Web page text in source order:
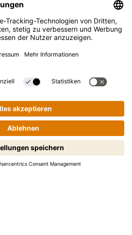
leicht
antippen.
Warenzeichen der Kikkoman
Japan.
Europe GmbH 2023 – 2026
40472 Düsseldorf, Germany
AG Düsseldorf: HRB 35856